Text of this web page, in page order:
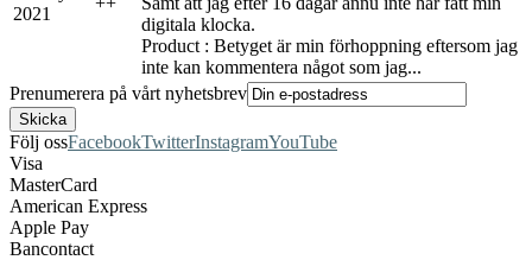
2021
digitala klocka.
Product : Betyget är min förhoppning eftersom jag
inte kan kommentera något som jag...
Prenumerera på vårt nyhetsbrev
Följ ossFacebookTwitterInstagramYouTube
Visa
MasterCard
American Express
Apple Pay
Bancontact